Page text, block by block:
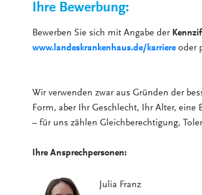
Ihre Bewerbung:
Bewerben Sie sich mit Angabe der
www.landeskrankenhaus.de/karriereoder
Wir verwenden zwar aus Gründen der
Form, aber Ihr Geschlecht, Ihr Alter,
– für uns zählen Gleichberechtigung,
Ihre Ansprechpersonen:
Julia Franz